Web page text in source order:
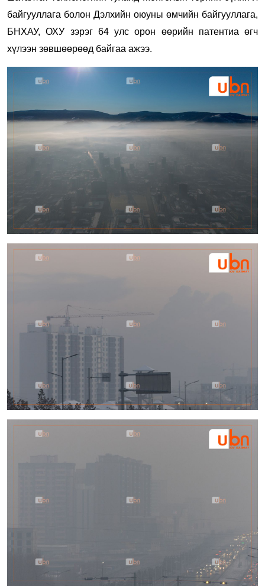
байгууллага болон Дэлхийн оюуны өмчийн байгууллага,
БНХАУ, ОХУ зэрэг 64 улс орон өөрийн патентиа өгч
хүлээн зөвшөөрөөд байгаа ажээ.